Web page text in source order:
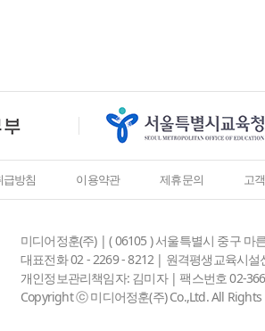
방침 이용약관 제휴문의 고
미디어정훈(주) | ( 06105 ) 서울특별시 중구
대표전화 02 - 2269 - 8212 | 원격평생교육시
개인정보관리책임자: 김미자 | 팩스번호 02-
Copyright ⓒ 미디어정훈(주) Co.,Ltd. All Rights